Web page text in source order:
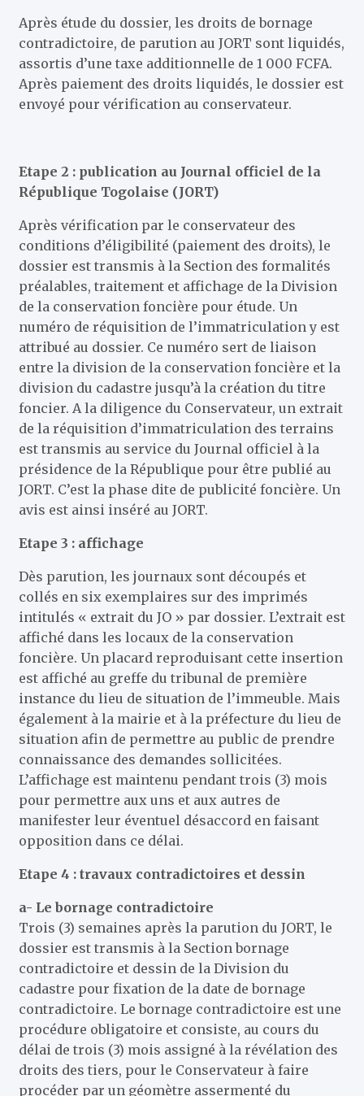
Après étude du dossier, les droits de bornage
contradictoire, de parution au JORT sont liquidés,
assortis d’une taxe additionnelle de 1 000 FCFA.
Après paiement des droits liquidés, le dossier est
envoyé pour vérification au conservateur.
Etape 2 : publication au Journal officiel de la
République Togolaise (JORT)
Après vérification par le conservateur des
conditions d’éligibilité (paiement des droits), le
dossier est transmis à la Section des formalités
préalables, traitement et affichage de la Division
de la conservation foncière pour étude. Un
numéro de réquisition de l’immatriculation y est
attribué au dossier. Ce numéro sert de liaison
entre la division de la conservation foncière et la
division du cadastre jusqu’à la création du titre
foncier. A la diligence du Conservateur, un extrait
de la réquisition d’immatriculation des terrains
est transmis au service du Journal officiel à la
présidence de la République pour être publié au
JORT. C’est la phase dite de publicité foncière. Un
avis est ainsi inséré au JORT.
Etape 3 : affichage
Dès parution, les journaux sont découpés et
collés en six exemplaires sur des imprimés
intitulés « extrait du JO » par dossier. L’extrait est
affiché dans les locaux de la conservation
foncière. Un placard reproduisant cette insertion
est affiché au greffe du tribunal de première
instance du lieu de situation de l’immeuble. Mais
également à la mairie et à la préfecture du lieu de
situation afin de permettre au public de prendre
connaissance des demandes sollicitées.
L’affichage est maintenu pendant trois (3) mois
pour permettre aux uns et aux autres de
manifester leur éventuel désaccord en faisant
opposition dans ce délai.
Etape 4 : travaux contradictoires et dessin
a- Le bornage contradictoire
Trois (3) semaines après la parution du JORT, le
dossier est transmis à la Section bornage
contradictoire et dessin de la Division du
cadastre pour fixation de la date de bornage
contradictoire. Le bornage contradictoire est une
procédure obligatoire et consiste, au cours du
délai de trois (3) mois assigné à la révélation des
droits des tiers, pour le Conservateur à faire
procéder par un géomètre assermenté du